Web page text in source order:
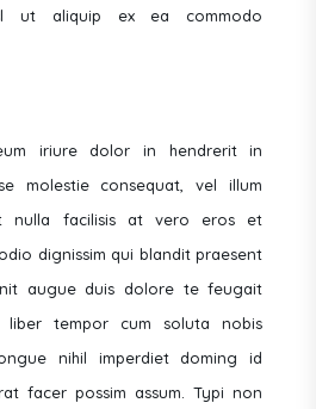
ut aliquip ex ea commodo
iriure dolor in hendrerit in
molestie consequat, vel illum
nulla facilisis at vero eros et
dignissim qui blandit praesent
augue duis dolore te feugait
liber tempor cum soluta nobis
nihil imperdiet doming id
facer possim assum. Typi non